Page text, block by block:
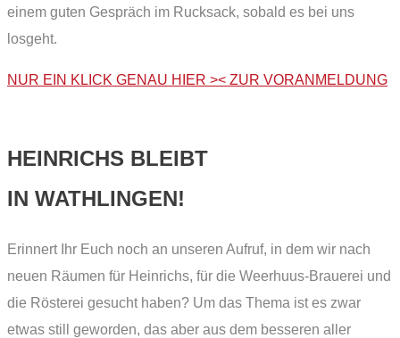
einem guten Gespräch im Rucksack, sobald es bei uns
losgeht.
NUR EIN KLICK GENAU HIER >< ZUR VORANMELDUNG
HEINRICHS BLEIBT
IN WATHLINGEN!
Erinnert Ihr Euch noch an unseren Aufruf, in dem wir nach
neuen Räumen für Heinrichs, für die Weerhuus-Brauerei und
die Rösterei gesucht haben? Um das Thema ist es zwar
etwas still geworden, das aber aus dem besseren aller